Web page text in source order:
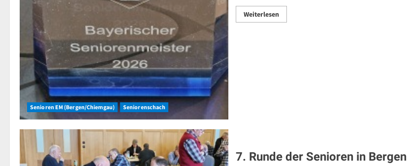
Senioren EM (Bergen/Chiemgau) Seniorenschach
WeiterlesenRead
more
7. Runde der Senioren in Bergen